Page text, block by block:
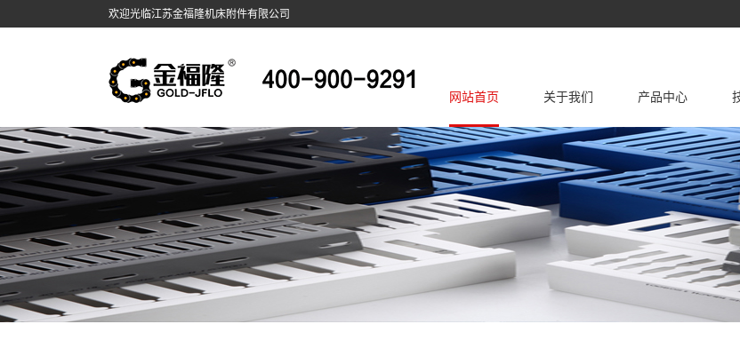
欢迎光临江苏金福隆机床附件有限公司
网站首页 关于我们
公司简介 企业文化 公司资
产品中心
PVC线槽 配
电缆固定头 配